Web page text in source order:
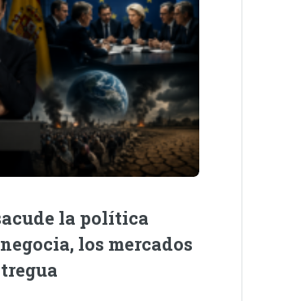
la política
los mercados